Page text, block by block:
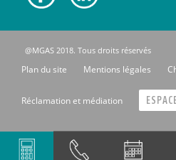
@MGAS 2018. Tous droits réservés
Plan du site Mentions légales
Réclamation et médiation